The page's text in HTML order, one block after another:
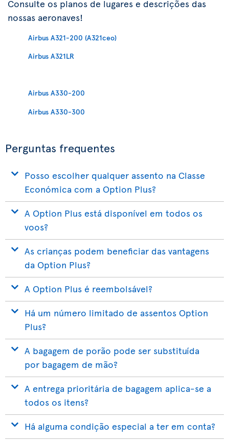
Consulte os planos de lugares e descrições das
nossas aeronaves!
Airbus A321-200 (A321ceo)
Airbus A321LR
Airbus A330-200
Airbus A330-300
Perguntas frequentes
Posso escolher qualquer assento na Classe
Económica com a Option Plus?
A Option Plus está disponível em todos os
voos?
As crianças podem beneficiar das vantagens
da Option Plus?
A Option Plus é reembolsável?
Há um número limitado de assentos Option
Plus?
A bagagem de porão pode ser substituída
por bagagem de mão?
A entrega prioritária de bagagem aplica-se a
todos os itens?
Há alguma condição especial a ter em conta?